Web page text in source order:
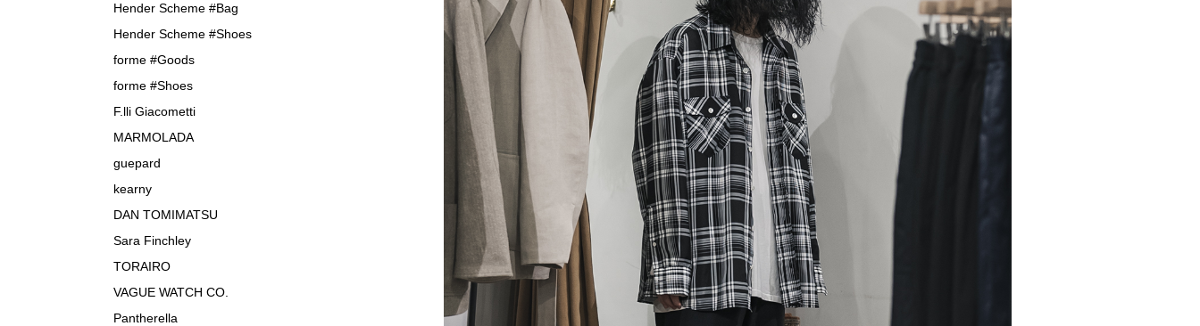
Hender Scheme #Bag
Hender Scheme #Shoes
forme #Goods
forme #Shoes
F.lli Giacometti
MARMOLADA
guepard
kearny
DAN TOMIMATSU
Sara Finchley
TORAIRO
VAGUE WATCH CO.
Pantherella